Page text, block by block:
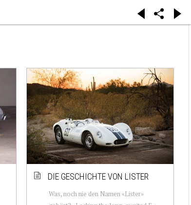
DIE GESCHICHTE VON LISTER
Was, noch nie den Namen «Lister»